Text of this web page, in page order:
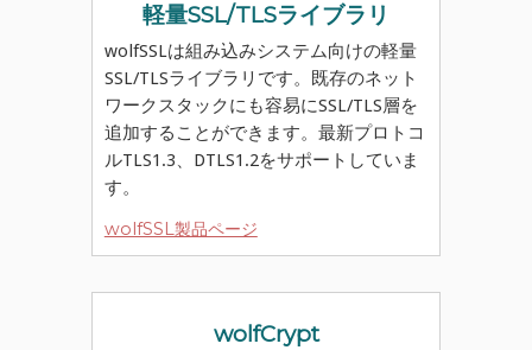
軽量SSL/TLSライブラリ
wolfSSLは組み込みシステム向けの軽量
SSL/TLSライブラリです。既存のネット
ワークスタックにも容易にSSL/TLS層を
追加することができます。最新プロトコ
ルTLS1.3、DTLS1.2をサポートしていま
す。
wolfSSL製品ページ
wolfCrypt